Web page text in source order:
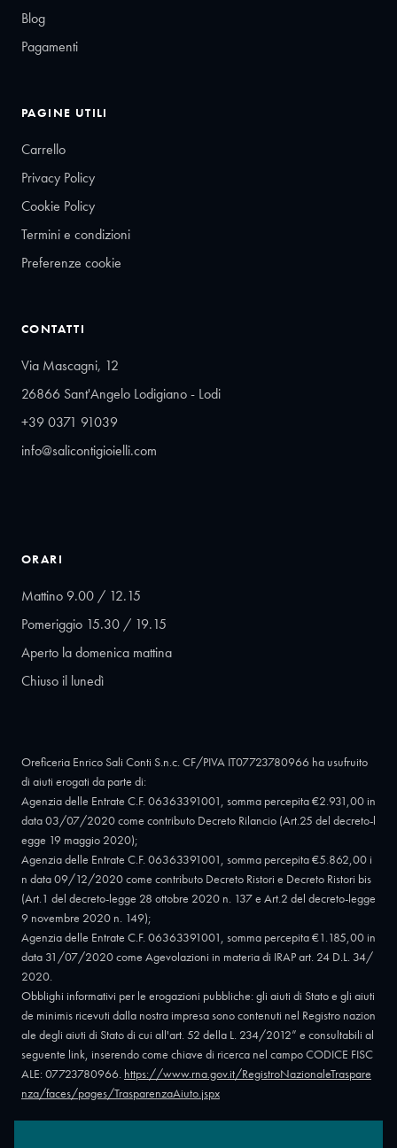
Blog
Pagamenti
PAGINE UTILI
Carrello
Privacy Policy
Cookie Policy
Termini e condizioni
Preferenze cookie
CONTATTI
Via Mascagni, 12
26866 Sant'Angelo Lodigiano - Lodi
+39 0371 91039
info@salicontigioielli.com
ORARI
Mattino 9.00 / 12.15
Pomeriggio 15.30 / 19.15
Aperto la domenica mattina
Chiuso il lunedì
Oreficeria Enrico Sali Conti S.n.c. CF/PIVA IT07723780966 ha usufruito
di aiuti erogati da parte di:
Agenzia delle Entrate C.F. 06363391001, somma percepita €2.931,00 in
data 03/07/2020 come contributo Decreto Rilancio (Art.25 del decreto-l
egge 19 maggio 2020);
Agenzia delle Entrate C.F. 06363391001, somma percepita €5.862,00 i
n data 09/12/2020 come contributo Decreto Ristori e Decreto Ristori bis
(Art.1 del decreto-legge 28 ottobre 2020 n. 137 e Art.2 del decreto-legge
9 novembre 2020 n. 149);
Agenzia delle Entrate C.F. 06363391001, somma percepita €1.185,00 in
data 31/07/2020 come Agevolazioni in materia di IRAP art. 24 D.L. 34/
2020.
Obblighi informativi per le erogazioni pubbliche: gli aiuti di Stato e gli aiuti
de minimis ricevuti dalla nostra impresa sono contenuti nel Registro nazion
ale degli aiuti di Stato di cui all'art. 52 della L. 234/2012” e consultabili al
seguente link, inserendo come chiave di ricerca nel campo CODICE FISC
ALE: 07723780966. https://www.rna.gov.it/RegistroNazionaleTraspare
nza/faces/pages/TrasparenzaAiuto.jspx